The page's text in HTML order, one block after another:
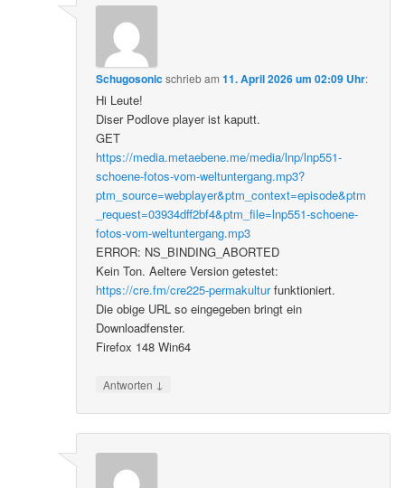
Schugosonicschriebam11. April 2026 um 02:09 Uhr:
Hi Leute!
Diser Podlove player ist kaputt.
GET
https://media.metaebene.me/media/lnp/lnp551-
schoene-fotos-vom-weltuntergang.mp3?
ptm_source=webplayer&ptm_context=episode&ptm
_request=03934dff2bf4&ptm_file=lnp551-schoene-
fotos-vom-weltuntergang.mp3
ERROR: NS_BINDING_ABORTED
Kein Ton. Aeltere Version getestet:
https://cre.fm/cre225-permakulturfunktioniert.
Die obige URL so eingegeben bringt ein
Downloadfenster.
Firefox 148 Win64
Antworten ↓